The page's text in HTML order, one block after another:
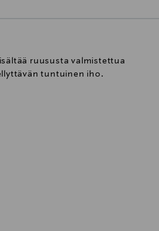
ruususta valmistettua
tuntuinen iho.